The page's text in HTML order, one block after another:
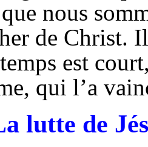
nous
de Christ.
est
qui l’a
lutte de